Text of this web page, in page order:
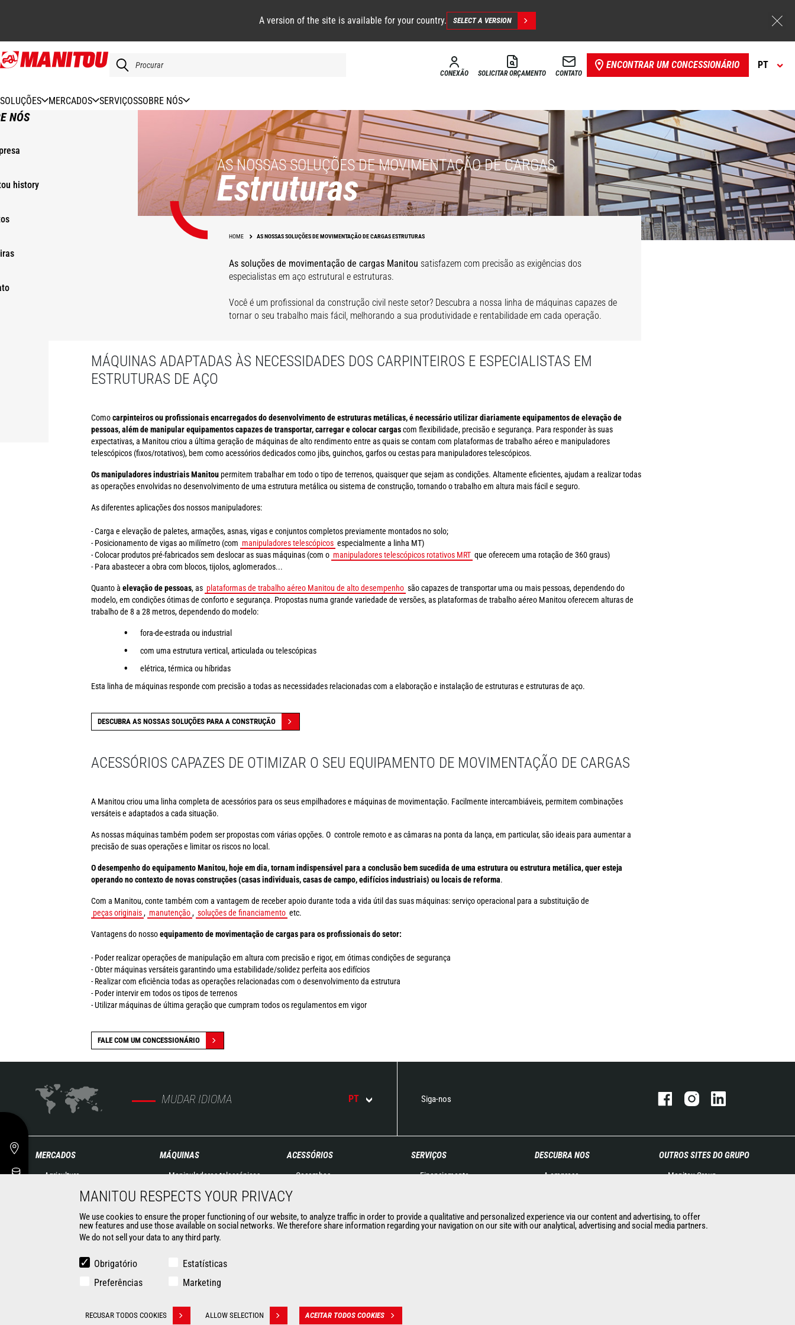
Skip
to
A version of the site is available for your country. SELECT A VERSION
CONEXÃO SOLICITAR ORÇAMENTO CONTATO
ENCONTRAR UM CONCESSIONÁRIO PT
SOLUÇÕES MERCADOS SERVIÇOSSOBRE NÓS
NÓS
history
AS NOSSAS SOLUÇÕES DE MOVIMENTAÇÃO DE CARGAS
Estruturas
HOME AS NOSSAS SOLUÇÕES DE MOVIMENTAÇÃO DE CARGAS ESTRUTURAS
As soluções de movimentação de cargas Manitou satisfazem com precisão as exigências dos
especialistas em aço estrutural e estruturas.
Você é um profissional da construção civil neste setor? Descubra a nossa linha de máquinas capazes de
tornar o seu trabalho mais fácil, melhorando a sua produtividade e rentabilidade em cada operação.
MÁQUINAS ADAPTADAS ÀS NECESSIDADES DOS CARPINTEIROS E ESPECIALISTAS EM
ESTRUTURAS DE AÇO
Comocarpinteiros ou profissionais encarregados do desenvolvimento de estruturas metálicas, é necessário utilizar diariamente equipamentos de elevação de
pessoas, além de manipular equipamentos capazes de transportar, carregar e colocar cargascom flexibilidade, precisão e segurança. Para responder às suas
expectativas, a Manitou criou a última geração de máquinas de alto rendimento entre as quais se contam com plataformas de trabalho aéreo e manipuladores
telescópicos (fixos/rotativos), bem como acessórios dedicados como jibs, guinchos, garfos ou cestas para manipuladores telescópicos.
Os manipuladores industriais Manitoupermitem trabalhar em todo o tipo de terrenos, quaisquer que sejam as condições. Altamente eficientes, ajudam a realizar todas
as operações envolvidas no desenvolvimento de uma estrutura metálica ou sistema de construção, tornando o trabalho em altura mais fácil e seguro.
As diferentes aplicações dos nossos manipuladores:
- Carga e elevação de paletes, armações, asnas, vigas e conjuntos completos previamente montados no solo;
- Posicionamento de vigas ao milímetro (com manipuladores telescópicos especialmente a linha MT)
- Colocar produtos pré-fabricados sem deslocar as suas máquinas (com o manipuladores telescópicos rotativos MRT que oferecem uma rotação de 360 graus)
- Para abastecer a obra com blocos, tijolos, aglomerados...
Quanto à elevação de pessoas, as plataformas de trabalho aéreo Manitou de alto desempenho são capazes de transportar uma ou mais pessoas, dependendo do
modelo, em condições ótimas de conforto e segurança. Propostas numa grande variedade de versões, as plataformas de trabalho aéreo Manitou oferecem alturas de
trabalho de 8 a 28 metros, dependendo do modelo:
fora-de-estrada ou industrial
com uma estrutura vertical, articulada ou telescópicas
elétrica, térmica ou híbridas
Esta linha de máquinas responde com precisão a todas as necessidades relacionadas com a elaboração e instalação de estruturas e estruturas de aço.
DESCUBRA AS NOSSAS SOLUÇÕES PARA A CONSTRUÇÃO
ACESSÓRIOS CAPAZES DE OTIMIZAR O SEU EQUIPAMENTO DE MOVIMENTAÇÃO DE CARGAS
A Manitou criou uma linha completa de acessórios para os seus empilhadores e máquinas de movimentação. Facilmente intercambiáveis, permitem combinações
versáteis e adaptados a cada situação.
As nossas máquinas também podem ser propostas com várias opções. O controle remoto e as câmaras na ponta da lança, em particular, são ideais para aumentar a
precisão de suas operações e limitar os riscos no local.
O desempenho do equipamento Manitou, hoje em dia, tornam indispensável para a conclusão bem sucedida de uma estrutura ou estrutura metálica, quer esteja
operando no contexto de novas construções (casas individuais, casas de campo, edifícios industriais) ou locais de reforma.
Com a Manitou, conte também com a vantagem de receber apoio durante toda a vida útil das suas máquinas: serviço operacional para a substituição de
peças originais , manutenção , soluções de financiamento etc.
Vantagens do nossoequipamento de movimentação de cargas para os profissionais do setor:
- Poder realizar operações de manipulação em altura com precisão e rigor, em ótimas condições de segurança
- Obter máquinas versáteis garantindo uma estabilidade/solidez perfeita aos edifícios
- Realizar com eficiência todas as operações relacionadas com o desenvolvimento da estrutura
- Poder intervir em todos os tipos de terrenos
- Utilizar máquinas de última geração que cumpram todos os regulamentos em vigor
FALE COM UM CONCESSIONÁRIO
MUDAR IDIOMA PT Siga-nos
MERCADOS
Agricultura
Construção
Petróleo & Gás
Aeronáutica
MÁQUINAS
Manipuladores telescópicos
para construção
Manipuladores telescópicos
agrícolas
Manipuladores telescópicos
Plataformas de elevação
Minicarregadeiras
ACESSÓRIOS
Caçambas
Garfos e garras
SERVIÇOS
Financiamento
Peças de reposição
Soluções Conectadas
DESCUBRA NOS
A empresa
Eventos
Notícias
OUTROS SITES DO GRUPO
Manitou Group
RMI Manitou
Gehl
MANITOU RESPECTS YOUR PRIVACY
We use cookies to ensure the proper functioning of our website, to analyze traffic in order to provide a qualitative and personalized experience via our content and advertising, to offer
new features and use those available on social networks. We therefore share information regarding your navigation on our site with our analytical, advertising and social media partners.
We do not sell your data to any third party.
Obrigatório
Estatísticas
Preferências
Marketing
RECUSAR TODOS COOKIES ALLOW SELECTION ACEITAR TODOS COOKIES